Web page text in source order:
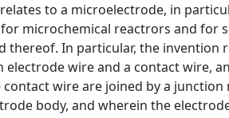
to a microelectrode, in
microchemical reactrors and for
thereof. In particular, the invention
electrode wire and a contact wire,
wire are joined by a
body, and wherein the